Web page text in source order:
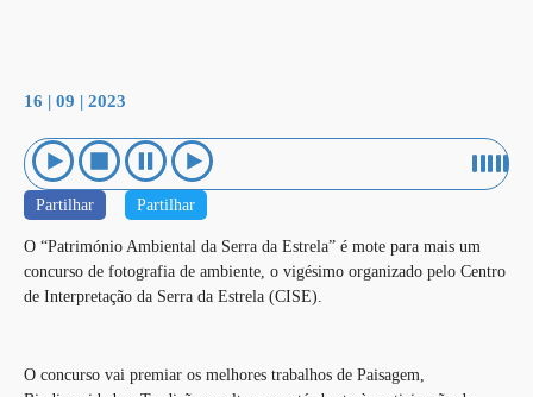
16 | 09 | 2023
Partilhar Partilhar
O “Património Ambiental da Serra da Estrela” é mote para mais um
concurso de fotografia de ambiente, o vigésimo organizado pelo Centro
de Interpretação da Serra da Estrela (CISE).
O concurso vai premiar os melhores trabalhos de Paisagem,